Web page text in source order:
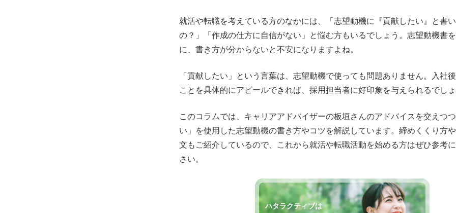
就活や転職を考えている方のなかには、「志望動機に『貢献したい』と書
の？」「作成の仕方に自信がない」と悩む方もいるでしょう。志望動機書
に、書き方が分からないと不安になりますよね。
「貢献したい」という言葉は、志望動機で使っても問題ありません。入社
ことを具体的にアピールできれば、採用担当者に好印象を与えられるでし
このコラムでは、キャリアアドバイザーの板垣さんのアドバイスを交えつ
い」を使用した志望動機の書き方やコツを解説しています。締めくくり方
文もご紹介しているので、これから就活や転職活動を始める方はぜひ参考
さい。
ハタラクティブは